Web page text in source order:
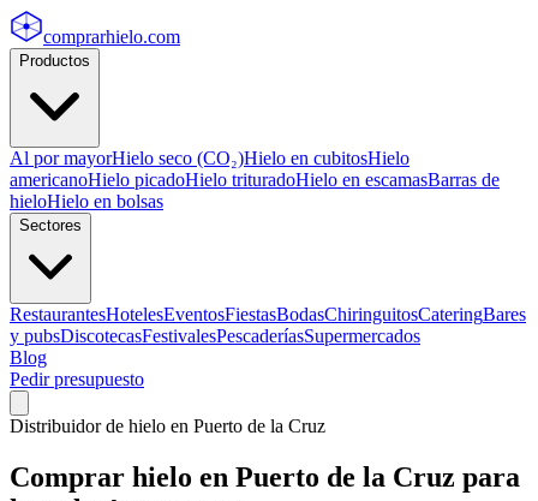
comprarhielo.com
Productos
Al por mayorHielo seco (CO₂)Hielo en cubitosHielo
americanoHielo picadoHielo trituradoHielo en escamasBarras de
hieloHielo en bolsas
Sectores
RestaurantesHotelesEventosFiestasBodasChiringuitosCateringBares
y pubsDiscotecasFestivalesPescaderíasSupermercados
Blog
Pedir presupuesto
Distribuidor de hielo en Puerto de la Cruz
Comprar hielo en Puerto de la Cruz para